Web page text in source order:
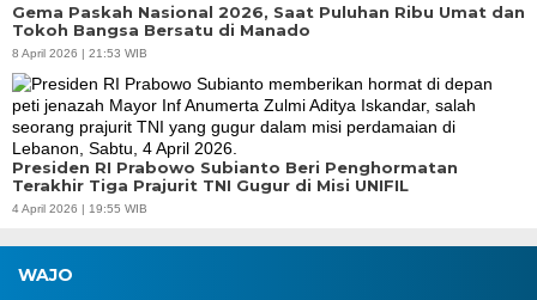
Gema Paskah Nasional 2026, Saat Puluhan Ribu Umat dan
Tokoh Bangsa Bersatu di Manado
8 April 2026 | 21:53 WIB
Presiden RI Prabowo Subianto Beri Penghormatan
Terakhir Tiga Prajurit TNI Gugur di Misi UNIFIL
4 April 2026 | 19:55 WIB
WAJO